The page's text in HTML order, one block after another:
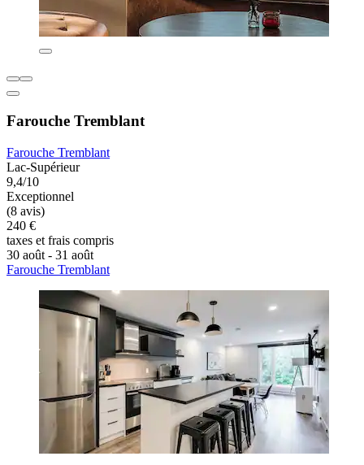
Farouche Tremblant
Farouche Tremblant
Lac-Supérieur
9,4/10
Exceptionnel
(8 avis)
240 €
taxes et frais compris
30 août - 31 août
Farouche Tremblant